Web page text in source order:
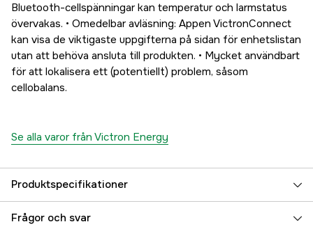
Bluetooth-cellspänningar kan temperatur och larmstatus
övervakas. • Omedelbar avläsning: Appen VictronConnect
kan visa de viktigaste uppgifterna på sidan för enhetslistan
utan att behöva ansluta till produkten. • Mycket användbart
för att lokalisera ett (potentiellt) problem, såsom
cellobalans.
Se alla varor från Victron Energy
Produktspecifikationer
Referensnummer 5000075020
Frågor och svar